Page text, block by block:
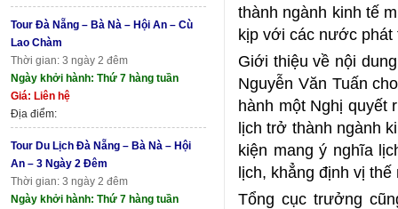
Tour Đà Nẵng – Bà Nà – Hội An – Cù
Lao Chàm
Thời gian: 3 ngày 2 đêm
Ngày khởi hành: Thứ 7 hàng tuần
Giá: Liên hệ
Địa điểm:
Tour Du Lịch Đà Nẵng – Bà Nà – Hội
An – 3 Ngày 2 Đêm
Thời gian: 3 ngày 2 đêm
Ngày khởi hành: Thứ 7 hàng tuần
thành ngành kinh tế
kịp với các nước phát
Giới thiệu về nội
Nguyễn Văn Tuấn
hành một Nghị quyết
lịch trở thành ngành
kiện mang ý nghĩa
lịch, khẳng định vị
Tổng cục trưởng